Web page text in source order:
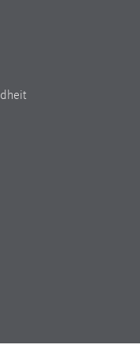
anonym.
verstehen, wie